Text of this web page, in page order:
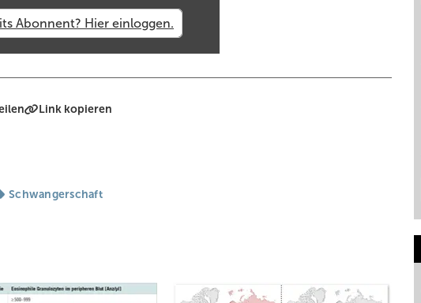
CMV-Infektion beim Neugeborenen?
betrieblichen Arbeitsschutzes für Schwangere, Stillende und ihre
Link kopieren
Schwangerschaft